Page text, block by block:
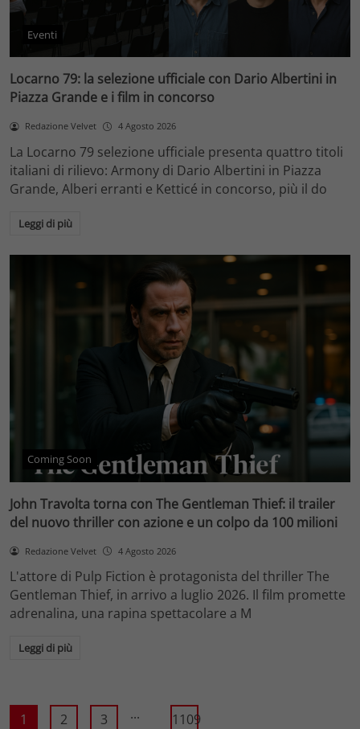
Eventi
Locarno 79: la selezione ufficiale con Dario Albertini in
Piazza Grande e i film in concorso
Redazione Velvet 4 Agosto 2026
La Locarno 79 selezione ufficiale presenta quattro titoli
italiani di rilievo: Armony di Dario Albertini in Piazza
Grande, Alberi erranti e Ketticé in concorso, più il do
Leggi di più
Coming Soon
John Travolta torna con The Gentleman Thief: il trailer
del nuovo thriller con azione e un colpo da 100 milioni
Redazione Velvet 4 Agosto 2026
L'attore di Pulp Fiction è protagonista del thriller The
Gentleman Thief, in arrivo a luglio 2026. Il film promette
adrenalina, una rapina spettacolare a M
Leggi di più
1 2 3 ... 1109